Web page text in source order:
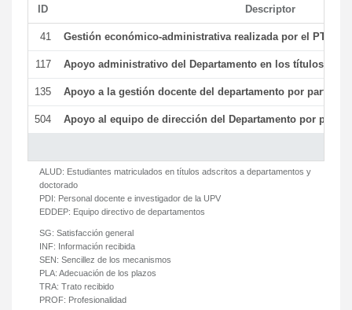
ID Descriptor
41 Gestión económico-administrativa realizada por el PTGAS
117 Apoyo administrativo del Departamento en los títulos de
135 Apoyo a la gestión docente del departamento por parte
504 Apoyo al equipo de dirección del Departamento por parte
ALUD: Estudiantes matriculados en títulos adscritos a departamentos y
doctorado
PDI: Personal docente e investigador de la UPV
EDDEP: Equipo directivo de departamentos
SG: Satisfacción general
INF: Información recibida
SEN: Sencillez de los mecanismos
PLA: Adecuación de los plazos
TRA: Trato recibido
PROF: Profesionalidad